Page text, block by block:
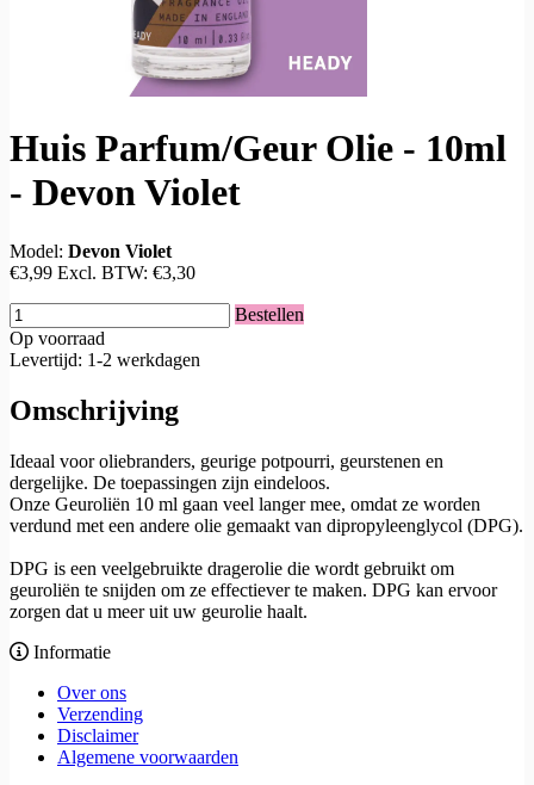
Huis Parfum/Geur Olie - 10ml
- Devon Violet
Model: Devon Violet
€3,99 Excl. BTW: €3,30
Bestellen
Op voorraad
Levertijd: 1-2 werkdagen
Omschrijving
Ideaal voor oliebranders, geurige potpourri, geurstenen en
dergelijke. De toepassingen zijn eindeloos.
Onze Geuroliën 10 ml gaan veel langer mee, omdat ze worden
verdund met een andere olie gemaakt van dipropyleenglycol (DPG).
DPG is een veelgebruikte dragerolie die wordt gebruikt om
geuroliën te snijden om ze effectiever te maken. DPG kan ervoor
zorgen dat u meer uit uw geurolie haalt.
Informatie
Over ons
Verzending
Disclaimer
Algemene voorwaarden